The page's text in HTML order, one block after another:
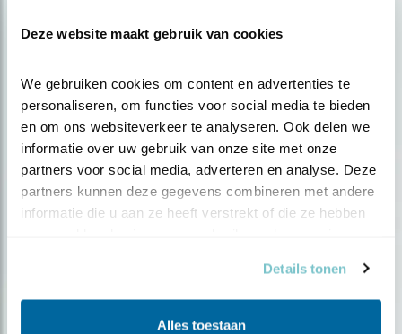
Deze website maakt gebruik van cookies
We gebruiken cookies om content en advertenties te
personaliseren, om functies voor social media te bieden
en om ons websiteverkeer te analyseren. Ook delen we
informatie over uw gebruik van onze site met onze
partners voor social media, adverteren en analyse. Deze
partners kunnen deze gegevens combineren met andere
informatie die u aan ze heeft verstrekt of die ze hebben
Details tonen
Alles toestaan